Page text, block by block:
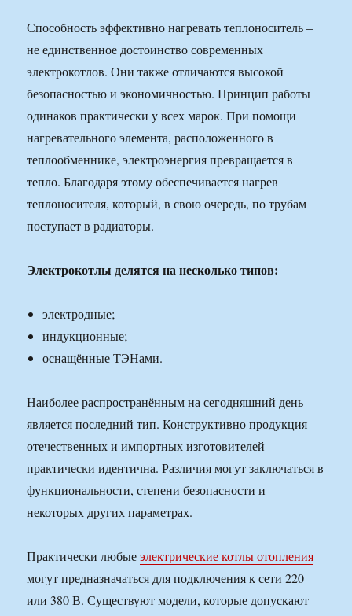
Способность эффективно нагревать теплоноситель –
не единственное достоинство современных
электрокотлов. Они также отличаются высокой
безопасностью и экономичностью. Принцип работы
одинаков практически у всех марок. При помощи
нагревательного элемента, расположенного в
теплообменнике, электроэнергия превращается в
тепло. Благодаря этому обеспечивается нагрев
теплоносителя, который, в свою очередь, по трубам
поступает в радиаторы.
Электрокотлы делятся на несколько типов:
электродные;
индукционные;
оснащённые ТЭНами.
Наиболее распространённым на сегодняшний день
является последний тип. Конструктивно продукция
отечественных и импортных изготовителей
практически идентична. Различия могут заключаться в
функциональности, степени безопасности и
некоторых других параметрах.
Практически любыеэлектрические котлы отопления
могут предназначаться для подключения к сети 220
или 380 В. Существуют модели, которые допускают